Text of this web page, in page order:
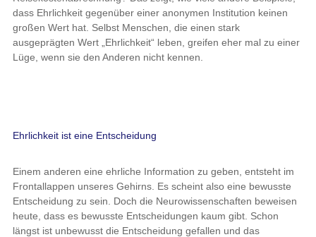
dass Ehrlichkeit gegenüber einer anonymen Institution keinen
großen Wert hat. Selbst Menschen, die einen stark
ausgeprägten Wert „Ehrlichkeit“ leben, greifen eher mal zu einer
Lüge, wenn sie den Anderen nicht kennen.
Ehrlichkeit ist eine Entscheidung
Einem anderen eine ehrliche Information zu geben, entsteht im
Frontallappen unseres Gehirns. Es scheint also eine bewusste
Entscheidung zu sein. Doch die Neurowissenschaften beweisen
heute, dass es bewusste Entscheidungen kaum gibt. Schon
längst ist unbewusst die Entscheidung gefallen und das